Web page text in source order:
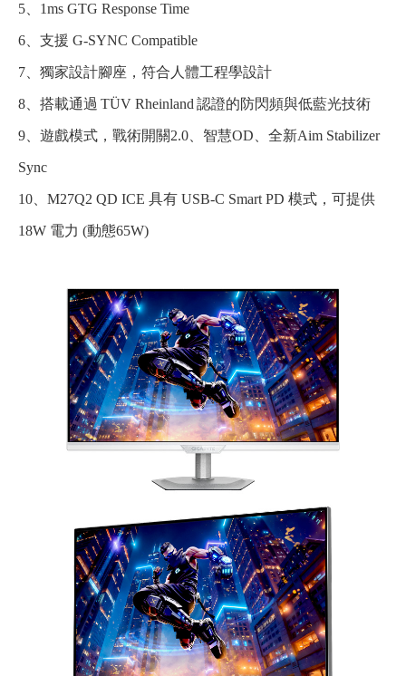
5、1ms GTG Response Time
6、支援 G-SYNC Compatible
7、獨家設計腳座，符合人體工程學設計
8、搭載通過 TÜV Rheinland 認證的防閃頻與低藍光技術
9、遊戲模式，戰術開關2.0、智慧OD、全新Aim Stabilizer
Sync
10、M27Q2 QD ICE 具有 USB-C Smart PD 模式，可提供
18W 電力 (動態65W)